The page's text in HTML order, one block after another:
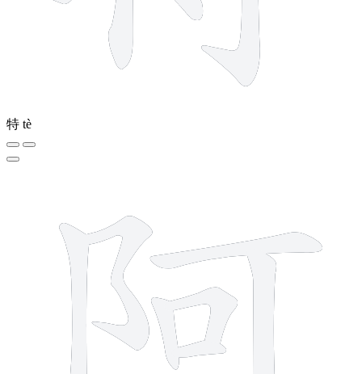
特 tè